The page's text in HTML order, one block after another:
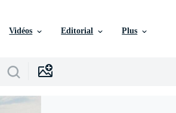
Vidéos Editorial Plus